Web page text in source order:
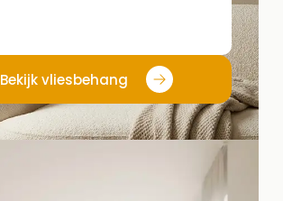
Bekijk vliesbehang